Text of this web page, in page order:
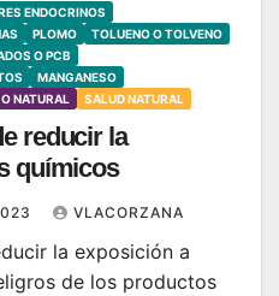
ENDOCRINOS
PLOMO
TOLUENO O TOLVENO
O PCB
MANGANESO
NATURAL SALUD NATURAL
reducir la
químicos
VLACORZANA
la exposición a
de los productos